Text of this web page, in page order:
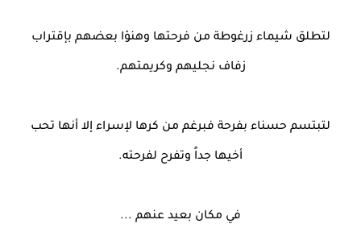
لتطلق شيماء زرغوطة من فرحتها وهنؤا بعضهم بإقتراب
زفاف نجليهم وكريمتهم.
لتبتسم حسناء بفرحة فبرغم من كرها لإسراء إلا أنها تحب
أخيها جداً وتفرح لفرحته.
في مكان بعيد عنهم ...